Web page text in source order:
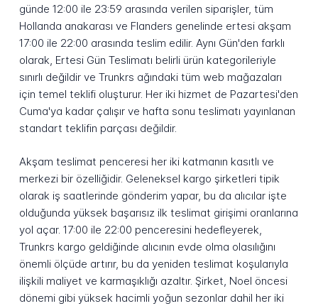
günde 12:00 ile 23:59 arasında verilen siparişler, tüm
Hollanda anakarası ve Flanders genelinde ertesi akşam
17:00 ile 22:00 arasında teslim edilir. Aynı Gün'den farklı
olarak, Ertesi Gün Teslimatı belirli ürün kategorileriyle
sınırlı değildir ve Trunkrs ağındaki tüm web mağazaları
için temel teklifi oluşturur. Her iki hizmet de Pazartesi'den
Cuma'ya kadar çalışır ve hafta sonu teslimatı yayınlanan
standart teklifin parçası değildir.
Akşam teslimat penceresi her iki katmanın kasıtlı ve
merkezi bir özelliğidir. Geleneksel kargo şirketleri tipik
olarak iş saatlerinde gönderim yapar, bu da alıcılar işte
olduğunda yüksek başarısız ilk teslimat girişimi oranlarına
yol açar. 17:00 ile 22:00 penceresini hedefleyerek,
Trunkrs kargo geldiğinde alıcının evde olma olasılığını
önemli ölçüde artırır, bu da yeniden teslimat koşularıyla
ilişkili maliyet ve karmaşıklığı azaltır. Şirket, Noel öncesi
dönemi gibi yüksek hacimli yoğun sezonlar dahil her iki